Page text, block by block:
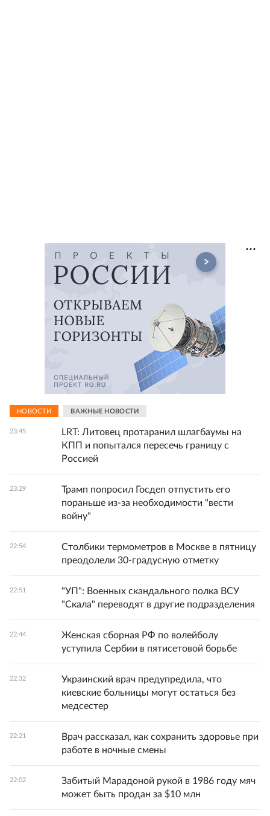
НОВОСТИ ВАЖНЫЕ НОВОСТИ
23:45
LRT: Литовец протаранил шлагбаумы на
КПП и попытался пересечь границу с
Россией
23:29
Трамп попросил Госдеп отпустить его
пораньше из-за необходимости "вести
войну"
22:54
Столбики термометров в Москве в пятницу
преодолели 30-градусную отметку
22:51
"УП": Военных скандального полка ВСУ
"Скала" переводят в другие подразделения
22:44
Женская сборная РФ по волейболу
уступила Сербии в пятисетовой борьбе
22:32
Украинский врач предупредила, что
киевские больницы могут остаться без
медсестер
22:21
Врач рассказал, как сохранить здоровье при
работе в ночные смены
22:02
Забитый Марадоной рукой в 1986 году мяч
может быть продан за $10 млн